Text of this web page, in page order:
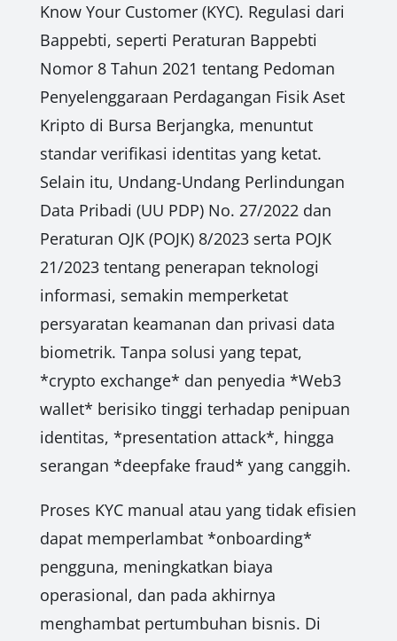
Know Your Customer (KYC). Regulasi dari
Bappebti, seperti Peraturan Bappebti
Nomor 8 Tahun 2021 tentang Pedoman
Penyelenggaraan Perdagangan Fisik Aset
Kripto di Bursa Berjangka, menuntut
standar verifikasi identitas yang ketat.
Selain itu, Undang-Undang Perlindungan
Data Pribadi (UU PDP) No. 27/2022 dan
Peraturan OJK (POJK) 8/2023 serta POJK
21/2023 tentang penerapan teknologi
informasi, semakin memperketat
persyaratan keamanan dan privasi data
biometrik. Tanpa solusi yang tepat,
*crypto exchange* dan penyedia *Web3
wallet* berisiko tinggi terhadap penipuan
identitas, *presentation attack*, hingga
serangan *deepfake fraud* yang canggih.
Proses KYC manual atau yang tidak efisien
dapat memperlambat *onboarding*
pengguna, meningkatkan biaya
operasional, dan pada akhirnya
menghambat pertumbuhan bisnis. Di